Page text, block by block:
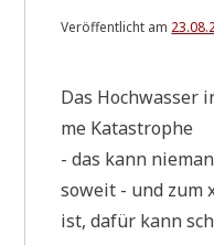
Veröffentlicht am
Das Hoch­was­ser
me Katastrophe
- das kann
soweit - und zum
ist, dafür kann